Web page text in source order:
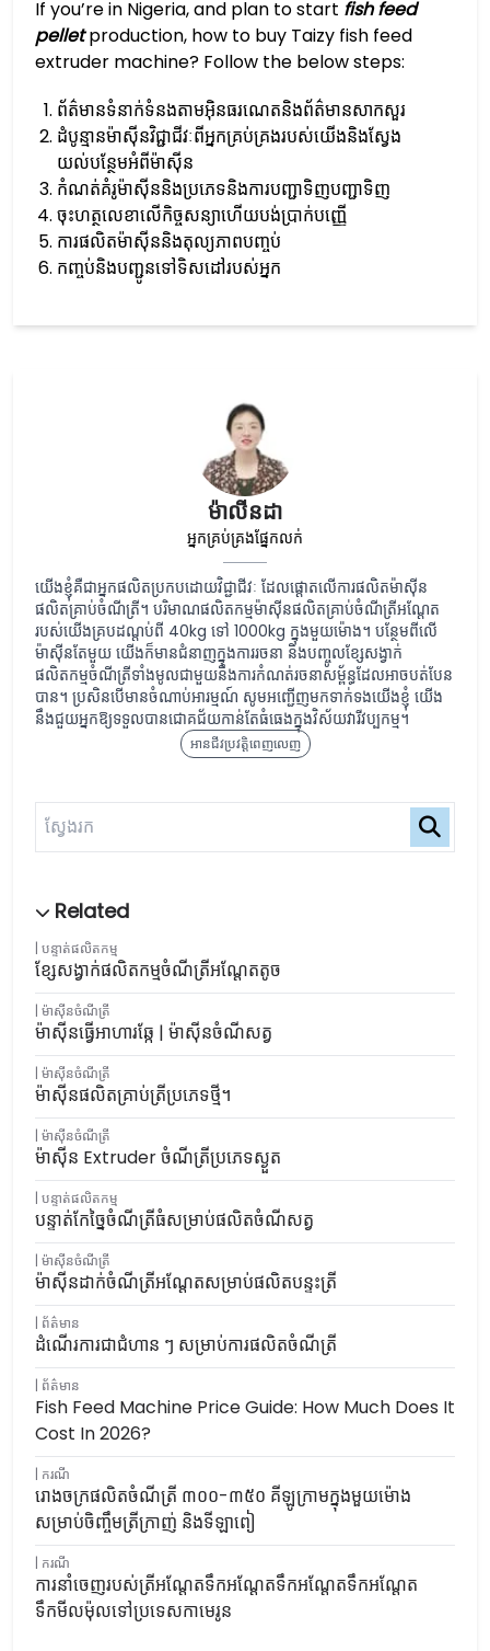
ម៉ាលីនដា
អ្នកគ្រប់គ្រងផ្នែកលក់
យើងខ្ញុំគឺជាអ្នកផលិតប្រកបដោយវិជ្ជាជីវៈ ដែលផ្តោតលើការផលិតម៉ាស៊ីន
ផលិតគ្រាប់ចំណីត្រី។ បរិមាណផលិតកម្មម៉ាស៊ីនផលិតគ្រាប់ចំណីត្រីអណ្តែត
របស់យើងគ្របដណ្តប់ពី 40kg ទៅ 1000kg ក្នុងមួយម៉ោង។ បន្ថែមពីលើ
ម៉ាស៊ីនតែមួយ យើងក៏មានជំនាញក្នុងការរចនា និងបញ្ចូលខ្សែសង្វាក់
ផលិតកម្មចំណីត្រីទាំងមូលជាមួយនឹងការកំណត់រចនាសម្ព័ន្ធដែលអាចបត់បែន
បាន។ ប្រសិនបើមានចំណាប់អារម្មណ៍ សូមអញ្ជើញមកទាក់ទងយើងខ្ញុំ យើង
នឹងជួយអ្នកឱ្យទទួលបានជោគជ័យកាន់តែធំធេងក្នុងវិស័យវារីវប្បកម្ម។
អានជីវប្រវត្តិពេញលេញ
បន្ទាត់ផលិតកម្ម
ខ្សែសង្វាក់ផលិតកម្មចំណីត្រីអណ្តែតតូច
ម៉ាស៊ីនចំណីត្រី
ម៉ាស៊ីនធ្វើអាហារឆ្កែ | ម៉ាស៊ីនចំណីសត្វ
ម៉ាស៊ីនចំណីត្រី
ម៉ាស៊ីនផលិតគ្រាប់ត្រីប្រភេទថ្មី។
ម៉ាស៊ីនចំណីត្រី
ម៉ាស៊ីន Extruder ចំណីត្រីប្រភេទស្ងួត
បន្ទាត់ផលិតកម្ម
បន្ទាត់កែច្នៃចំណីត្រីធំសម្រាប់ផលិតចំណីសត្វ
ម៉ាស៊ីនចំណីត្រី
ម៉ាស៊ីនដាក់ចំណីត្រីអណ្តែតសម្រាប់ផលិតបន្ទះត្រី
ព័ត៌មាន
ដំណើរការជាជំហាន ៗ សម្រាប់ការផលិតចំណីត្រី
ព័ត៌មាន
Fish Feed Machine Price Guide: How Much Does It
Cost In 2026?
ករណី
រោងចក្រផលិតចំណីត្រី ៣០០-៣៥០ គីឡូក្រាមក្នុងមួយម៉ោង
សម្រាប់ចិញ្ចឹមត្រីក្រាញ់ និងទីឡាពៀ
ករណី
ការនាំចេញរបស់ត្រីអណ្តែតទឹកអណ្តែតទឹកអណ្តែតទឹកអណ្តែត
ទឹកមីលម៉ុលទៅប្រទេសកាមេរូន
If you’re in Nigeria, and plan to start fish feed
pelletproduction, how to buy Taizy fish feed
extruder machine? Follow the below steps:
ព័ត៌មានទំនាក់ទំនងតាមអ៊ិនធរណេតនិងព័ត៌មានសាកសួរ
ដំបូន្មានម៉ាស៊ីនវិជ្ជាជីវៈពីអ្នកគ្រប់គ្រងរបស់យើងនិងស្វែង
យល់បន្ថែមអំពីម៉ាស៊ីន
កំណត់គំរូម៉ាស៊ីននិងប្រភេទនិងការបញ្ជាទិញបញ្ជាទិញ
ចុះហត្ថលេខាលើកិច្ចសន្យាហើយបង់ប្រាក់បញ្ញើ
ការផលិតម៉ាស៊ីននិងតុល្យភាពបញ្ចប់
កញ្ចប់និងបញ្ជូនទៅទិសដៅរបស់អ្នក